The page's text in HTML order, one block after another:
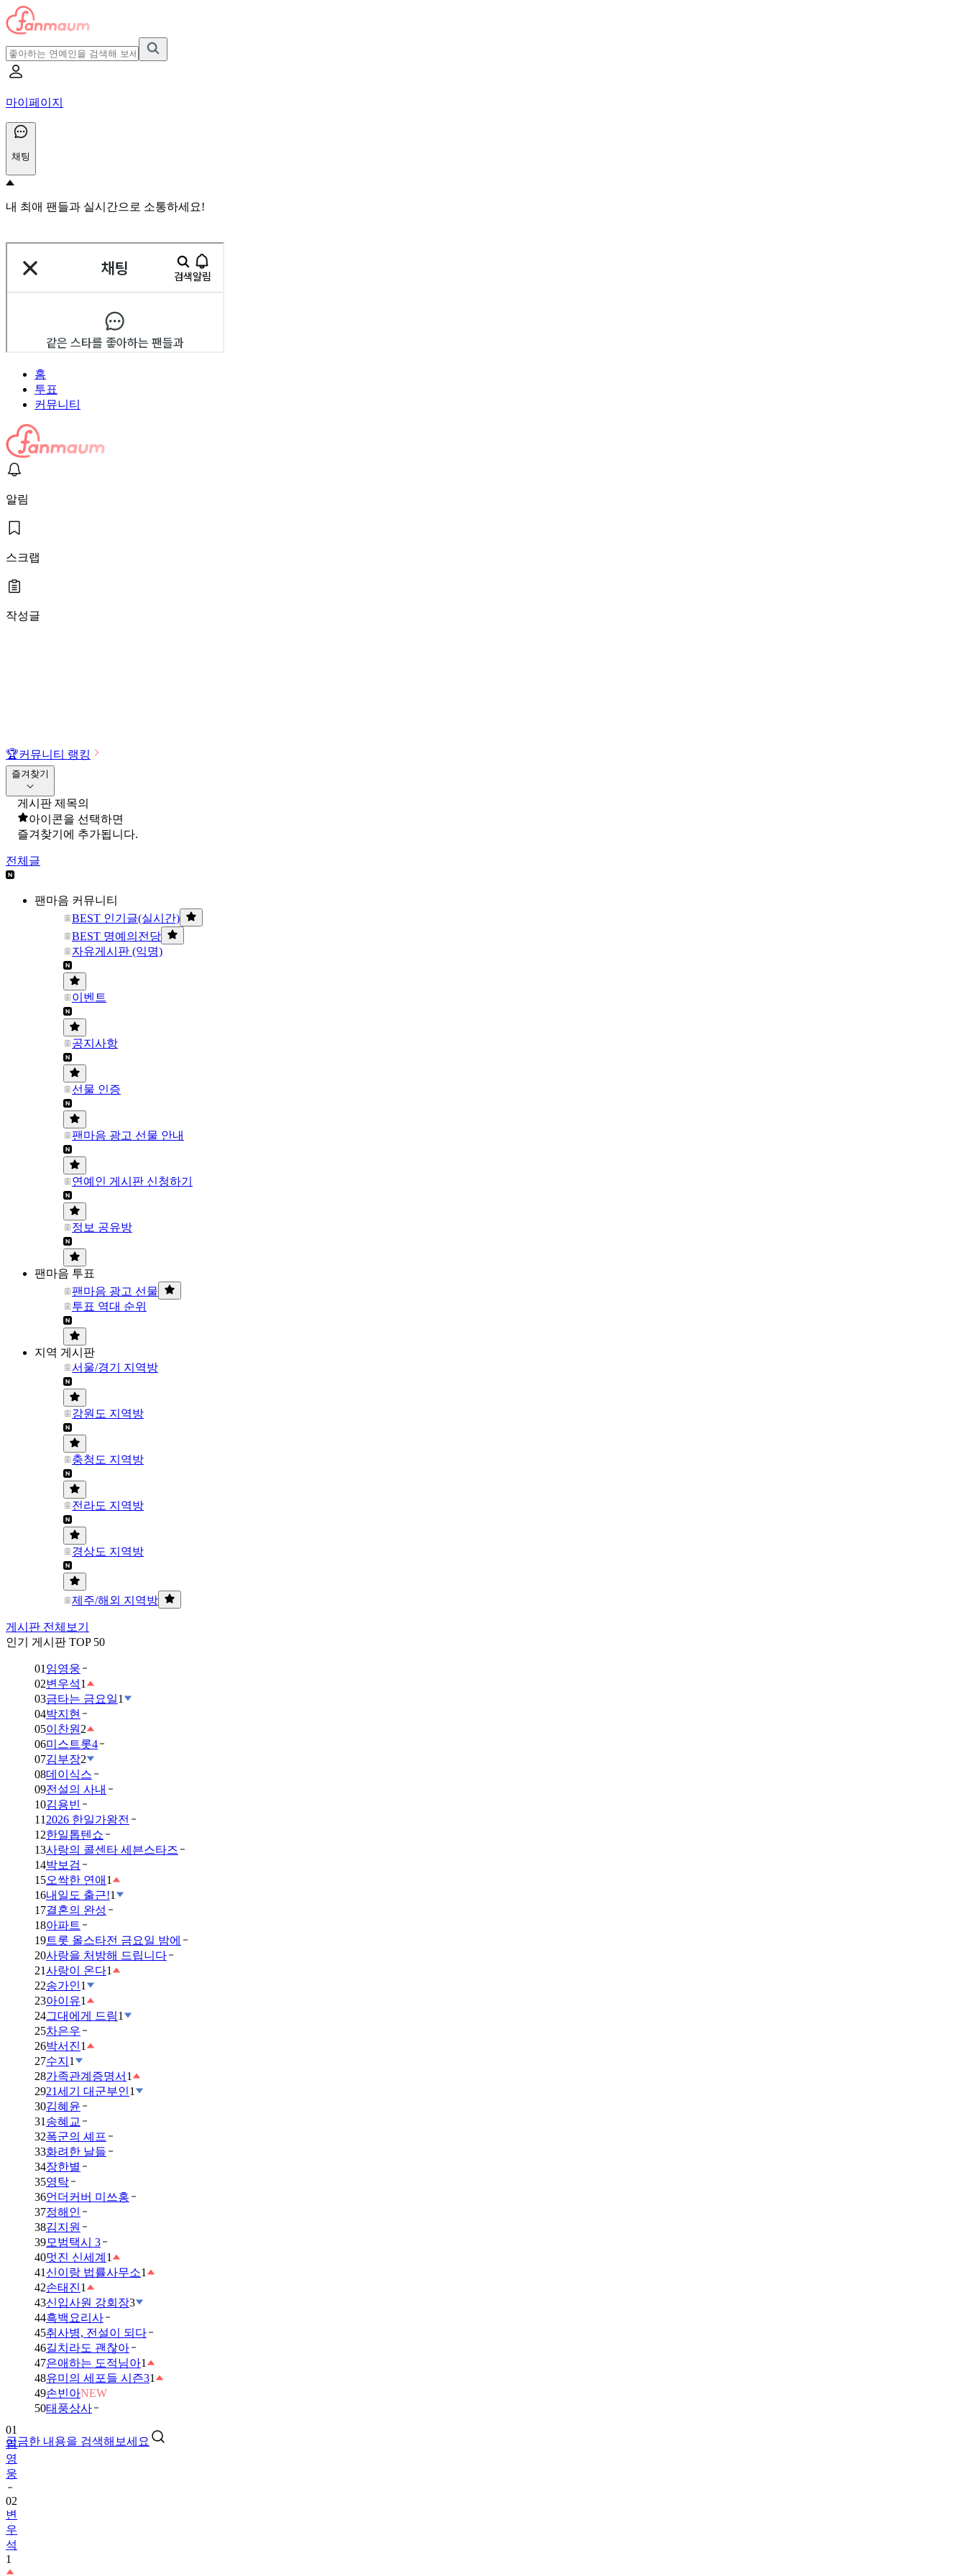
마이페이지
채팅
내 최애 팬들과 실시간으로 소통하세요!
홈
투표
커뮤니티
알림
스크랩
작성글
🏆커뮤니티 랭킹
즐겨찾기
게시판 제목의
아이콘을 선택하면
즐겨찾기에 추가됩니다.
전체글
팬마음 커뮤니티
BEST 인기글(실시간)
BEST 명예의전당
자유게시판 (익명)
이벤트
공지사항
선물 인증
팬마음 광고 선물 안내
연예인 게시판 신청하기
정보 공유방
팬마음 투표
팬마음 광고 선물
투표 역대 순위
지역 게시판
서울/경기 지역방
강원도 지역방
충청도 지역방
전라도 지역방
경상도 지역방
제주/해외 지역방
게시판 전체보기
인기 게시판 TOP 50
01 임영웅
02변우석1
03금타는 금요일1
04박지현
05이찬원 2
06미스트롯4
07김부장2
08데이식스
09전설의 사내
10김용빈
11 2026 한일가왕전
12한일톱텐쇼
13사랑의 콜센타 세븐스타즈
14박보검
15오싹한 연애 1
16내일도 출근!1
17결혼의 완성
18아파트
19트롯 올스타전 금요일 밤에
20사랑을 처방해 드립니다
21사랑이 온다1
22송가인1
23아이유1
24그대에게 드림1
25차은우
26박서진1
27수지 1
28가족관계증명서 1
2921세기 대군부인1
30김혜윤
31 송혜교
32폭군의 셰프
33화려한 날들
34장한별
35영탁
36언더커버 미쓰홍
37정해인
38김지원
39모범택시 3
40멋진 신세계 1
41 신이랑 법률사무소1
42손태진1
43신입사원 강회장3
44흑백요리사
45취사병, 전설이 되다
46길치라도 괜찮아
47은애하는 도적님아1
48유미의 세포들 시즌31
49손빈아NEW
50태풍상사
궁금한 내용을 검색해보세요
영
웅
02
변
우
석
1
03
금